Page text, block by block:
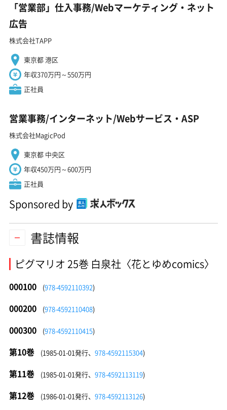
「営業部」仕入事務/Webマーケティング・ネット
広告
株式会社TAPP
東京都 港区
年収370万円～550万円
正社員
営業事務/インターネット/Webサービス・ASP
株式会社MagicPod
東京都 中央区
年収450万円～600万円
正社員
Sponsored by
書誌情報
ピグマリオ 25巻 白泉社〈花とゆめcomics〉
000100 (978-4592110392)
000200 (978-4592110408)
000300 (978-4592110415)
第10巻 (1985-01-01発行、 978-4592115304)
第11巻 (1985-01-01発行、 978-4592113119)
第12巻 (1986-01-01発行、 978-4592113126)